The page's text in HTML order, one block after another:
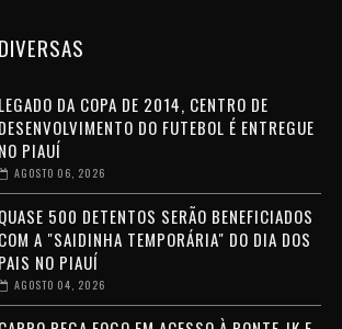
LEGADO DA COPA DE 2014, CENTRO DE
DESENVOLVIMENTO DO FUTEBOL É ENTREGUE
NO PIAUÍ
AGOSTO 06, 2026
QUASE 500 DETENTOS SERÃO BENEFICIADOS
COM A "SAIDINHA TEMPORÁRIA" DO DIA DOS
PAIS NO PIAUÍ
AGOSTO 04, 2026